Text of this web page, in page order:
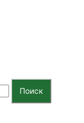
Поиск